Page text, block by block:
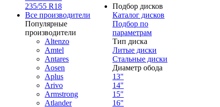
235/55 R18
Все производители
Популярные
производители
Altenzo
Amtel
Antares
Aosen
Aplus
Arivo
Armstrong
Atlander
Подбор дисков
Каталог дисков
Подбор по
параметрам
Тип диска
Литые диски
Стальные диски
Диаметр обода
13"
14"
15"
16"